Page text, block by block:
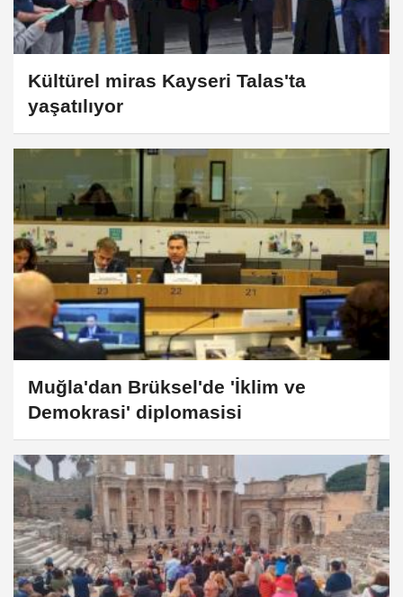
Kültürel miras Kayseri Talas'ta
yaşatılıyor
Muğla'dan Brüksel'de 'İklim ve
Demokrasi' diplomasisi